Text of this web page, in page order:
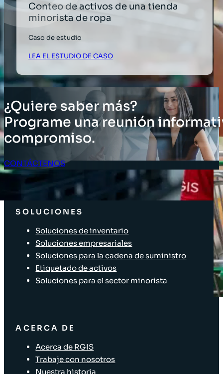
Conteo de activos de una tienda
minorista de ropa
Caso de estudio
LEA EL ESTUDIO DE CASO
¿Quiere saber más?
Programe una reunión
compromiso.
CONTÁCTENOS
Acceso Clientes
SOLUCIONES
Soluciones de inventario
Soluciones empresariales
Soluciones para la cadena de suministro
Etiquetado de activos
Soluciones para el sector minorista
ACERCA DE
Acerca de RGIS
Trabaje con nosotros
Nuestra historia